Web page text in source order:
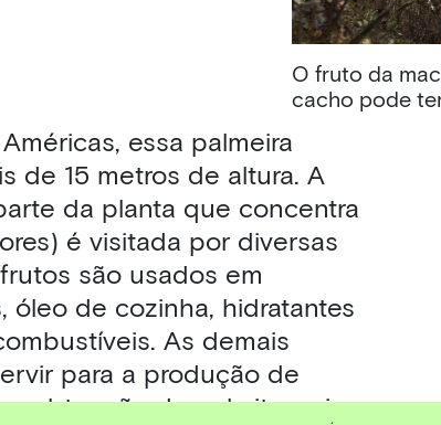
O fruto da
cacho pode
essa palmeira
de 15 metros de altura. A
da planta que concentra
é visitada por diversas
são usados em
óleo de cozinha, hidratantes
As demais
para a produção de
obtenção de palmito, seiva